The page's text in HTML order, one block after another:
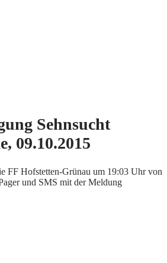
Sehnsucht
09.10.2015
FF Hofstetten-Grünau um 19:03 Uhr von
und SMS mit der Meldung